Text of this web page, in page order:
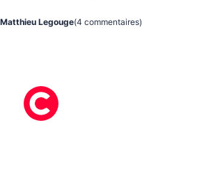
Matthieu Legouge(4 commentaires)